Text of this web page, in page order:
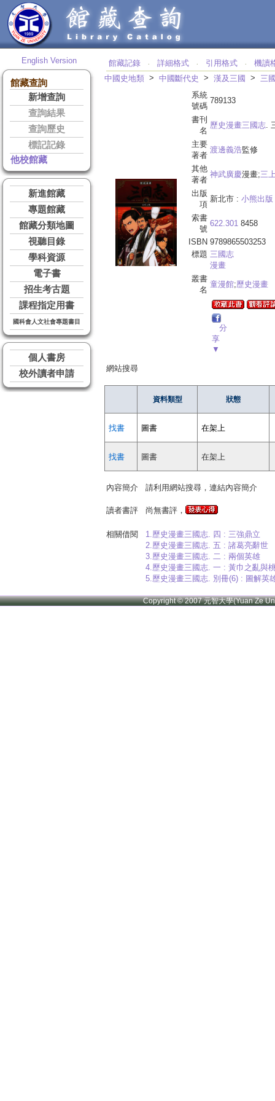
English Version
館藏查詢
新增查詢
查詢結果
查詢歷史
標記記錄
他校館藏
新進館藏
專題館藏
館藏分類地圖
視聽目錄
學科資源
電子書
招生考古題
課程指定用書
國科會人文社會專題書目
個人書房
校外讀者申請
館藏記錄 ‧ 詳細格式 ‧ 引用格式 ‧
機讀
中國史地類 > 中國斷代史 > 漢及三國 > 三
系統
號碼
789133
書刊
名
歷史漫畫三國志.
主要
著者
渡邊義浩監修
其他
著者
神武廣慶漫畫;三
出版
項
新北市 : 小熊出版
索書
號
622.301 8458
ISBN 9789865503253
標題 三國志
漫畫
叢書
名
童漫館;歷史漫畫
分
享
▼
網站搜尋
資料類型 狀態
找書 圖書 在架上
找書 圖書 在架上
內容簡介 請利用網站搜尋，連結內容簡介
讀者書評 尚無書評，
相關借閱
1.歷史漫畫三國志. 四 : 三強鼎立
2.歷史漫畫三國志. 五 : 諸葛亮辭世
3.歷史漫畫三國志. 二 : 兩個英雄
4.歷史漫畫三國志. 一 : 黃巾之亂與
5.歷史漫畫三國志. 別冊(6) : 圖解英
Copyright © 2007 元智大學(Yuan Ze